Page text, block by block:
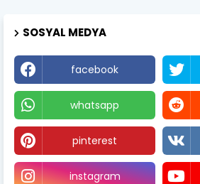
SOSYAL MEDYA
facebook
whatsapp
pinterest
instagram